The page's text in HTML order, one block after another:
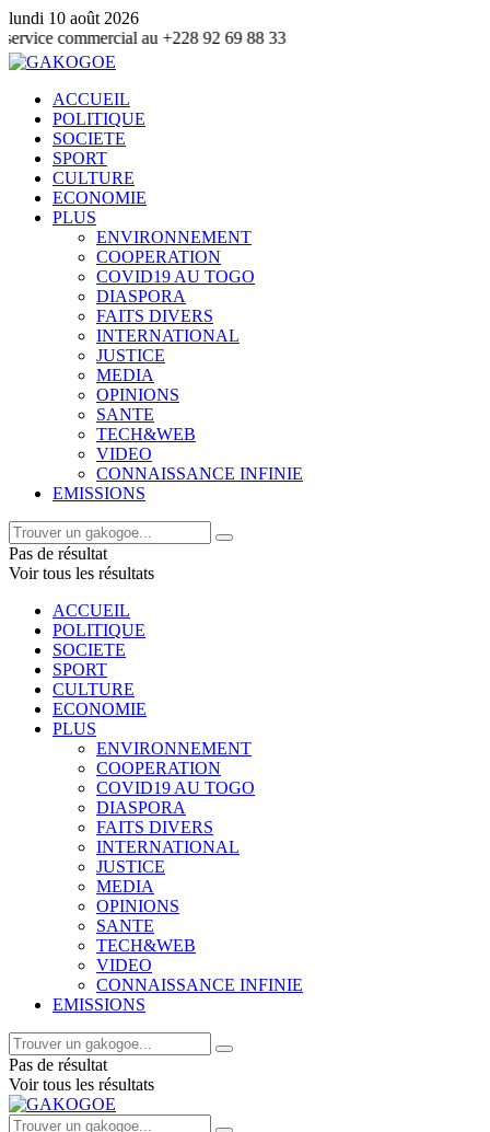
lundi 10 août 2026
au +228 92 69 88 33
ACCUEIL
POLITIQUE
SOCIETE
SPORT
CULTURE
ECONOMIE
PLUS
ENVIRONNEMENT
COOPERATION
COVID19 AU TOGO
DIASPORA
FAITS DIVERS
INTERNATIONAL
JUSTICE
MEDIA
OPINIONS
SANTE
TECH&WEB
VIDEO
CONNAISSANCE INFINIE
EMISSIONS
Pas de résultat
Voir tous les résultats
ACCUEIL
POLITIQUE
SOCIETE
SPORT
CULTURE
ECONOMIE
PLUS
ENVIRONNEMENT
COOPERATION
COVID19 AU TOGO
DIASPORA
FAITS DIVERS
INTERNATIONAL
JUSTICE
MEDIA
OPINIONS
SANTE
TECH&WEB
VIDEO
CONNAISSANCE INFINIE
EMISSIONS
Pas de résultat
Voir tous les résultats